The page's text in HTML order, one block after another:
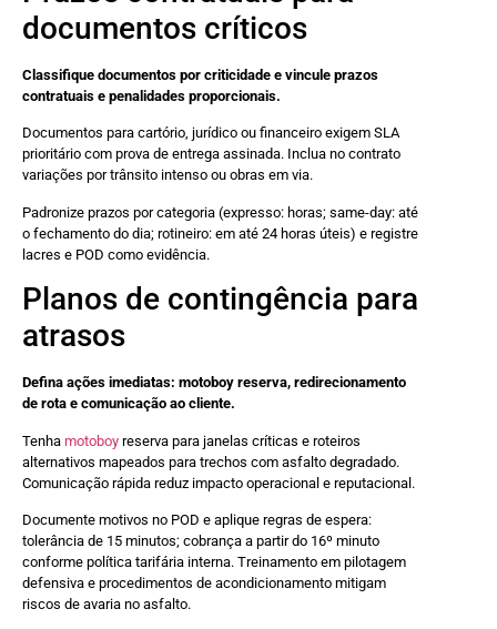
documentos críticos
Classifique documentos por criticidade e vincule prazos
contratuais e penalidades proporcionais.
Documentos para cartório, jurídico ou financeiro exigem SLA
prioritário com prova de entrega assinada. Inclua no contrato
variações por trânsito intenso ou obras em via.
Padronize prazos por categoria (expresso: horas; same-day: até
o fechamento do dia; rotineiro: em até 24 horas úteis) e registre
lacres e POD como evidência.
Planos de contingência para
atrasos
Defina ações imediatas: motoboy reserva, redirecionamento
de rota e comunicação ao cliente.
Tenha motoboy reserva para janelas críticas e roteiros
alternativos mapeados para trechos com asfalto degradado.
Comunicação rápida reduz impacto operacional e reputacional.
Documente motivos no POD e aplique regras de espera:
tolerância de 15 minutos; cobrança a partir do 16º minuto
conforme política tarifária interna. Treinamento em pilotagem
defensiva e procedimentos de acondicionamento mitigam
riscos de avaria no asfalto.